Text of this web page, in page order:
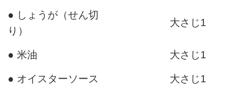
● しょうが（せん切
り）
大さじ1
● 米油 大さじ1
● オイスターソース 大さじ1